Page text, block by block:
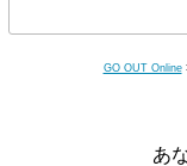
GO OUT Online
あ